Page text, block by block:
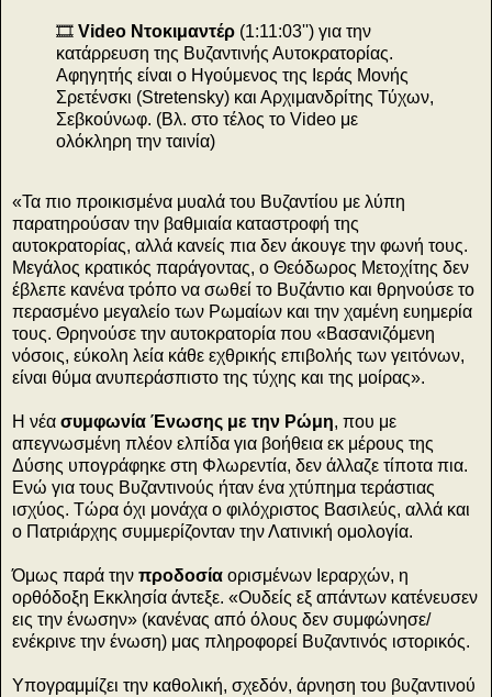
🎞️ Video Ντοκιμαντέρ (1:11:03'') για την
κατάρρευση της Βυζαντινής Αυτοκρατορίας.
Αφηγητής είναι ο Ηγούμενος της Ιεράς Μονής
Σρετένσκι (Stretensky) και Αρχιμανδρίτης Τύχων,
Σεβκούνωφ. (Βλ. στο τέλος το Video με
ολόκληρη την ταινία)
«Τα πιο προικισμένα μυαλά του Βυζαντίου με λύπη
παρατηρούσαν την βαθμιαία καταστροφή της
αυτοκρατορίας, αλλά κανείς πια δεν άκουγε την φωνή τους.
Μεγάλος κρατικός παράγοντας, ο Θεόδωρος Μετοχίτης δεν
έβλεπε κανένα τρόπο να σωθεί το Βυζάντιο και θρηνούσε το
περασμένο μεγαλείο των Ρωμαίων και την χαμένη ευημερία
τους. Θρηνούσε την αυτοκρατορία που «Βασανιζόμενη
νόσοις, εύκολη λεία κάθε εχθρικής επιβολής των γειτόνων,
είναι θύμα ανυπεράσπιστο της τύχης και της μοίρας».
Η νέα συμφωνία Ένωσης με την Ρώμη, που με
απεγνωσμένη πλέον ελπίδα για βοήθεια εκ μέρους της
Δύσης υπογράφηκε στη Φλωρεντία, δεν άλλαζε τίποτα πια.
Ενώ για τους Βυζαντινούς ήταν ένα χτύπημα τεράστιας
ισχύος. Τώρα όχι μονάχα ο φιλόχριστος Βασιλεύς, αλλά και
ο Πατριάρχης συμμερίζονταν την Λατινική ομολογία.
Όμως παρά την προδοσία ορισμένων Ιεραρχών, η
ορθόδοξη Εκκλησία άντεξε. «Ουδείς εξ απάντων κατένευσεν
εις την ένωσην» (κανένας από όλους δεν συμφώνησε/
ενέκρινε την ένωση) μας πληροφορεί Βυζαντινός ιστορικός.
Υπογραμμίζει την καθολική, σχεδόν, άρνηση του βυζαντινού